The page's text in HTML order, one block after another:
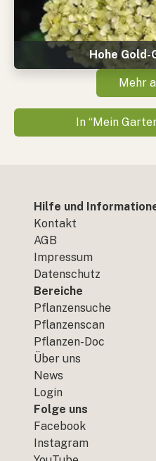
Hohe Gold-
Mehr
In “Mein
Hilfe und
Kontakt
AGB
Impressum
Datenschutz
Bereiche
Pflanzensuche
Pflanzenscan
Pflanzen-Doc
Über uns
News
Login
Folge uns
Facebook
Instagram